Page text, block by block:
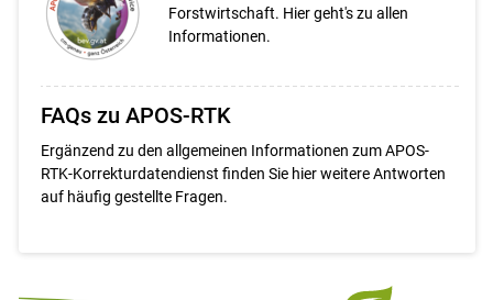
Forstwirtschaft. Hier geht's zu allen
Informationen.
FAQs zu APOS-RTK
Ergänzend zu den allgemeinen Informationen zum APOS-
RTK-Korrekturdatendienst finden Sie hier weitere Antworten
auf häufig gestellte Fragen.